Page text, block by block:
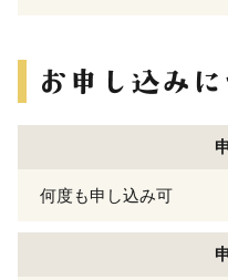
何度も申し込み可